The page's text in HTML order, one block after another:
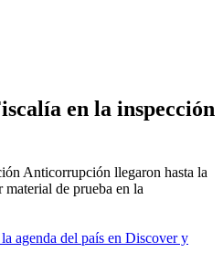
en la inspección
Anticorrupción llegaron hasta la
material de prueba en la
agenda del país en Discover y